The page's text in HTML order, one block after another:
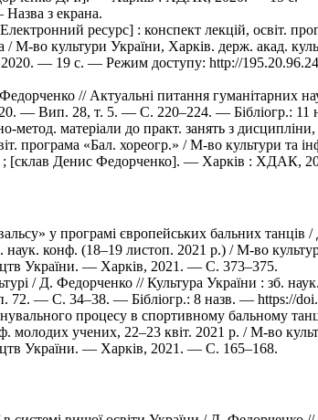
з екрана.
ресурс] : конспект лекцій, освіт.
/ М-во культури України, Харків. держ. акад.
— 19 с. — Режим доступу: http://
// Актуальні питання гуманітарних
— Вип. 28, т. 5. — С. 220–224. — Бібліогр.: 11
матеріали до практ. занять з
програма «Бал. хореогр.» / М-во культури та
; [склав Денис Федорченко]. — Харків : ХДАК,
у програмі європейських бальних танців
наук. конф. (18–19 листоп. 2021 р.) / М-во
України. — Харків, 2021. — С. 373–375.
/ Д. Федорченко // Культура України : зб.
— С. 34–38. — Бібліогр.: 8 назв. — https://
процесу в спортивному бальному
молодих учених, 22–23 квіт. 2021 р. / М-во
України. — Харків, 2021. — С. 165–168.